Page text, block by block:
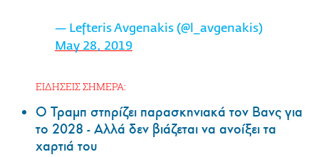
— Lefteris Avgenakis (@l_avgenakis)
May 28, 2019
ΕΙΔΗΣΕΙΣ ΣΗΜΕΡΑ:
Ο Τραμπ στηρίζει παρασκηνιακά τον Βανς για
το 2028 - Αλλά δεν βιάζεται να ανοίξει τα
χαρτιά του